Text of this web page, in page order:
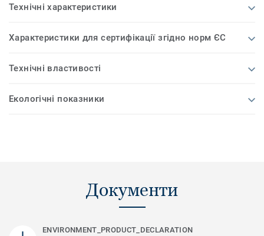
Технічні характеристики
Характеристики для сертифікації згідно норм ЄС
Технічні властивості
Екологічні показники
Документи
ENVIRONMENT_PRODUCT_DECLARATION